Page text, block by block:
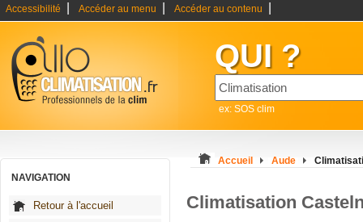
Accessibilité Accéder au menu Accéder au contenu
QUI ?
ex: SOS clim
NAVIGATION
Retour à l'accueil
Accueil Aude
Climatisation